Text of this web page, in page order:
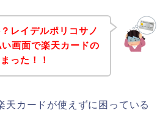
レイデルポリコサノ
画面で楽天カードの
った！！
天カードが使えずに困っている